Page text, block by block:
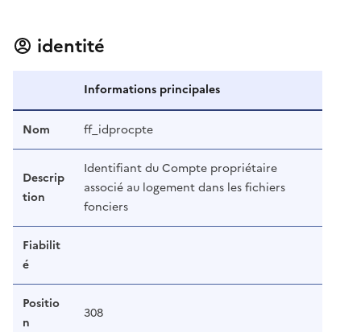
identité
Informations principales
Nom ff_idprocpte
Descrip
tion
Identifiant du Compte propriétaire
associé au logement dans les fichiers
fonciers
Fiabilit
é
Positio
n
308